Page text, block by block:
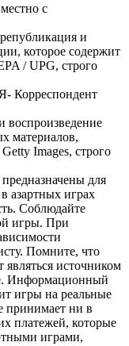
с
и
которое содержит
/ UPG, строго
Корреспондент
воспроизведение
материалов,
Images, строго
для
азартных играх
Соблюдайте
игры. При
Помните, что
являться источником
Информационный
игры на реальные
принимает ни в
платежей, которые
играми,